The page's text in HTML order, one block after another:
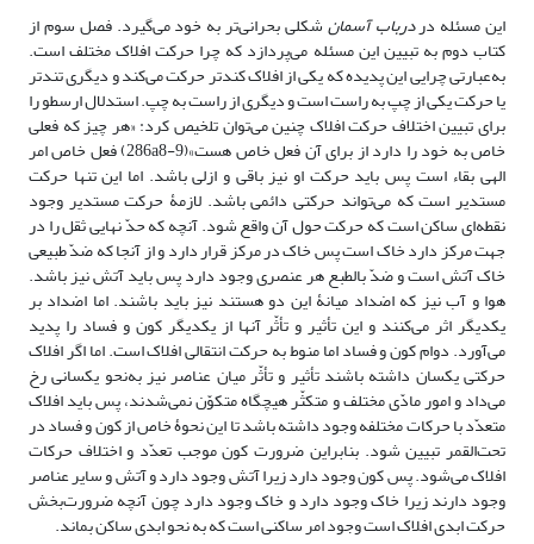
این مسئله دردرباب آسمانشکلی بحرانی‌تر به خود می‌گیرد. فصل سوم از
کتاب دوم به تبیین این مسئله می‌پردازد که چرا حرکت افلاک مختلف است.
به‌عبارتی چرایی این پدیده که یکی از افلاک کندتر حرکت می‌کند و دیگری تند‌تر
یا حرکت یکی از چپ به راست است و دیگری از راست به چپ. استدلال ارسطو را
برای تبیین اختلاف حرکت افلاک چنین می‌توان تلخیص کرد: «هر چیز که فعلی
خاص به خود را دارد از برای آن فعل خاص هست»(286a8-9) فعل خاص امر
الهی بقاء است پس باید حرکت او نیز باقی و ازلی باشد. اما این تنها حرکت
مستدیر است که می‌تواند حرکتی دائمی باشد. لازمۀ حرکت مستدیر وجود
نقطه‌ای ساکن است که حرکت حول آن واقع شود. آنچه که حدّ نهایی ثقل را در
جهت مرکز دارد خاک است پس خاک در مرکز قرار دارد و از آنجا که ضدّ طبیعی
خاک آتش است و ضدّ بالطبع هر عنصری وجود دارد پس باید آتش نیز باشد.
هوا و آب نیز که اضداد میانۀ این دو هستند نیز باید باشند. اما اضداد بر
یکدیگر اثر می‌کنند و این تأثیر و تأثّر آنها از یکدیگر کون و فساد را پدید
می‌آورد. دوام کون و فساد اما منوط به حرکت انتقالی افلاک است. اما اگر افلاک
حرکتی یکسان داشته باشند تأثیر و تأثّر میان عناصر نیز به‌نحو یکسانی رخ
می‌داد و امور مادّی مختلف و متکثّر هیچگاه متکوّن نمی‌شدند، پس باید افلاک
متعدّد با حرکات مختلفه وجود داشته باشد تا این نحوۀ خاص از کون و فساد در
تحت‌القمر تبیین شود. بنابراین ضرورت کون موجب تعدّد و اختلاف حرکات
افلاک می‌شود. پس کون وجود دارد زیرا آتش وجود دارد و آتش و سایر عناصر
وجود دارند زیرا خاک وجود دارد و خاک وجود دارد چون آنچه ضرورت‌بخش
حرکت ابدی افلاک است وجود امر ساکنی است که به نحو ابدی ساکن بماند.